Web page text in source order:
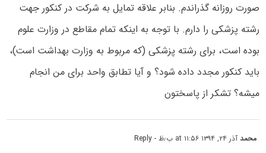
صورت روزانه گذراندم. بنابر علاقه تمایل به شرکت در کنکور جهت
رشته پزشکی را دارم. با توجه به اینکه تمام مقاطع در وزارت علوم
بوده است، برای رشته پزشکی (که مربوط به وزارت بهداشت است)،
باید کنکور مجدد داده شود؟ و آیا تطابق واحد برای من انجام
میشه؟ تشکر از پاسختون
محمدآذر ۲۴, ۱۳۹۴ at ۱۱:۵۶ ب٫ظ - Reply